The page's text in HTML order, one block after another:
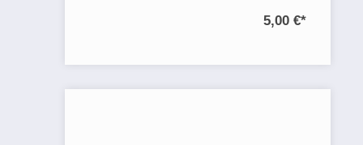
5,00 €*